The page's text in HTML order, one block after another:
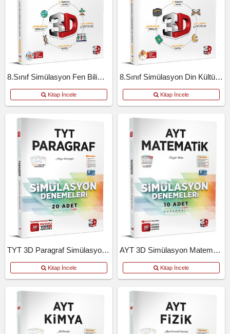
8.Sınıf Simülasyon Fen Bilimleri
Kitap İncele
8.Sınıf Simülasyon Din Kültürü Ve Ahlak Bilgisi
Kitap İncele
TYT 3D Paragraf Simülasyon Denemeleri
Kitap İncele
AYT 3D Simülasyon Matematik Denemeleri
Kitap İncele